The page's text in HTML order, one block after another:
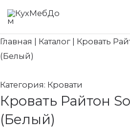
Перейти
содержимому
Главная Каталог
Кровать
(Белый)
Категория: Кровати
Кровать Райтон
(Белый)
Search...